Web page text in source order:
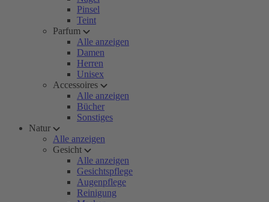
Pinsel
Teint
Parfum
Alle anzeigen
Damen
Herren
Unisex
Accessoires
Alle anzeigen
Bücher
Sonstiges
Natur
Alle anzeigen
Gesicht
Alle anzeigen
Gesichtspflege
Augenpflege
Reinigung